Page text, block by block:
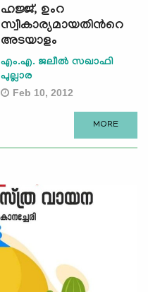
ഹജ്ജ്, ഉംറ
സ്വീകാര്യമായതിന്‍റെ
അടയാളം
എം.എ. ജലീല്‍ സഖാഫി
പുല്ലാര
Feb 10, 2012
MORE